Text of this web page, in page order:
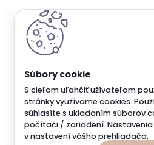
S cieľom uľahčiť užívateľom
stránky využívame cookies.
súhlasíte s ukladaním súborov
počítači / zariadení.
v nastavení vášho prehliadača.